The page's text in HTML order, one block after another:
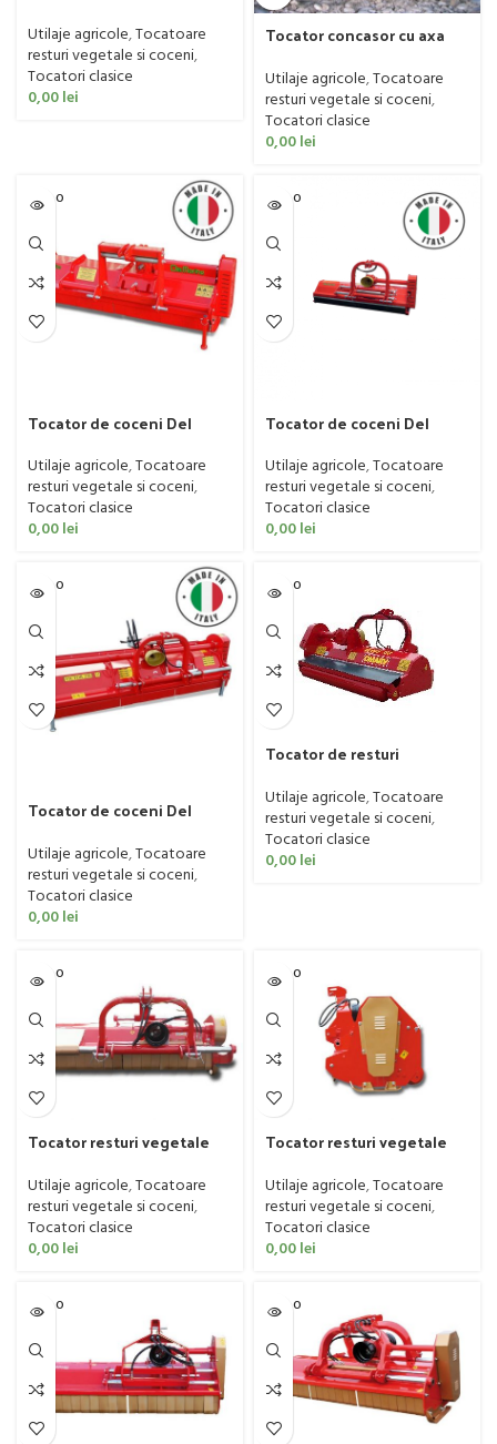
Utilaje agricole,Tocatoare
resturi vegetale si coceni,
Tocatori clasice
0,00lei
Tocator concasor cu axa
CP
Utilaje agricole,Tocatoare
resturi vegetale si coceni,
Tocatori clasice
0,00lei
SOLD O
UT
Tocator de coceni Del
CP
Utilaje agricole,Tocatoare
resturi vegetale si coceni,
Tocatori clasice
0,00lei
SOLD O
UT
Tocator de coceni Del
120 CP
Utilaje agricole,Tocatoare
resturi vegetale si coceni,
Tocatori clasice
0,00lei
SOLD O
UT
Tocator de coceni Del
120 CP
Utilaje agricole,Tocatoare
resturi vegetale si coceni,
Tocatori clasice
0,00lei
SOLD O
UT
Tocator de resturi
GAVI, 50-90 CP
Utilaje agricole,Tocatoare
resturi vegetale si coceni,
Tocatori clasice
0,00lei
SOLD O
UT
Tocator resturi vegetale
BA, 50-90 CP, 180 – 240 cm
Utilaje agricole,Tocatoare
resturi vegetale si coceni,
Tocatori clasice
0,00lei
SOLD O
UT
Tocator resturi vegetale
FW, 55-90 CP, 225 – 320 cm
Utilaje agricole,Tocatoare
resturi vegetale si coceni,
Tocatori clasice
0,00lei
SOLD O
UT
SOLD O
UT